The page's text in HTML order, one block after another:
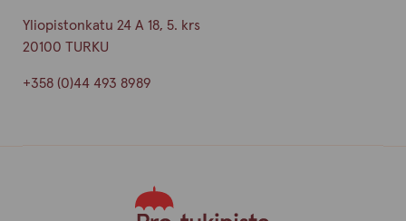
Yliopistonkatu 24 A 18, 5. krs
20100 TURKU
+358 (0)44 493 8989